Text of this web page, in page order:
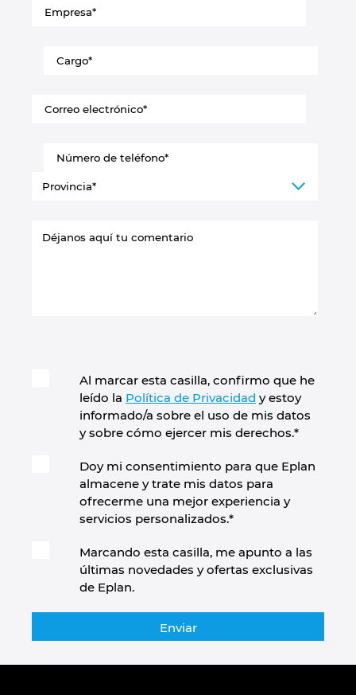
Al marcar esta casilla, confirmo que he
leído la Política de Privacidad y estoy
informado/a sobre el uso de mis datos
y sobre cómo ejercer mis derechos.*
Doy mi consentimiento para que Eplan
almacene y trate mis datos para
ofrecerme una mejor experiencia y
servicios personalizados.*
Marcando esta casilla, me apunto a las
últimas novedades y ofertas exclusivas
de Eplan.